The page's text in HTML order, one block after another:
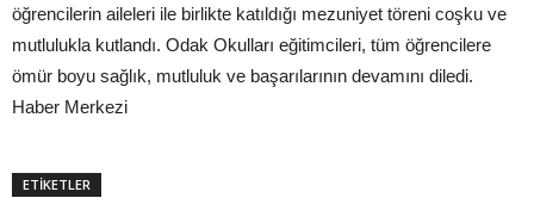
öğrencilerin aileleri ile birlikte katıldığı mezuniyet töreni coşku ve
mutlulukla kutlandı. Odak Okulları eğitimcileri, tüm öğrencilere
ömür boyu sağlık, mutluluk ve başarılarının devamını diledi.
Haber Merkezi
ETİKETLER